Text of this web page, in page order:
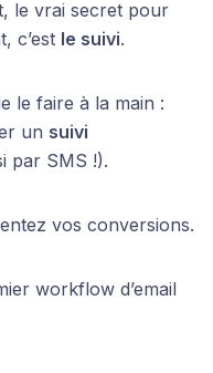
le vrai secret pour
c’est le suivi.
le faire à la main :
un suivi
par SMS !).
vos conversions.
workflow d’email